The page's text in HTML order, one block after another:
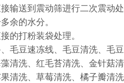
输送到震动筛进行二次震动
余的水分。
的打粉装袋处理。
毛豆速冻线、毛豆清洗、毛
清洗、红毛苔清洗、金针菇
清洗、草莓清洗、橘子瓣清